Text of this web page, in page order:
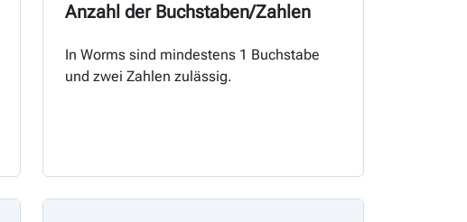
Anzahl der Buchstaben/Zahlen
In Worms sind mindestens 1 Buchstabe
und zwei Zahlen zulässig.